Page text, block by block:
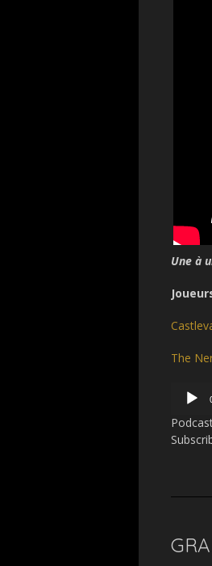
Une à
The
Audio
Player